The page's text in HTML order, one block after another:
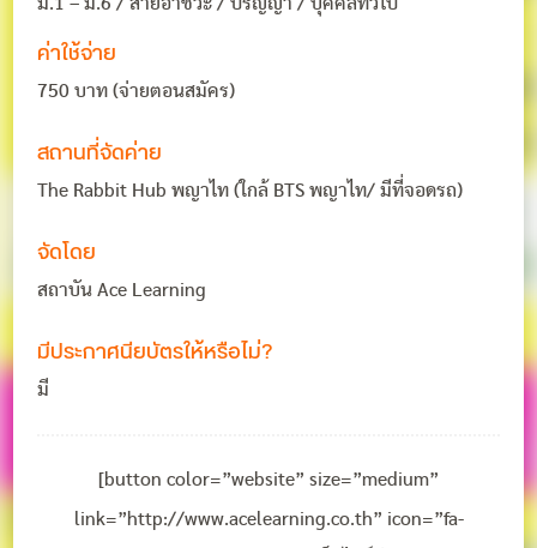
ม.1 – ม.6 / สายอาชีวะ / ปริญญา / บุคคลทั่วไป
ค่าใช้จ่าย
750 บาท (จ่ายตอนสมัคร)
สถานที่จัดค่าย
The Rabbit Hub พญาไท (ใกล้ BTS พญาไท/ มีที่จอดรถ)
จัดโดย
สถาบัน Ace Learning
มีประกาศนียบัตรให้หรือไม่?
มี
[button color=”website” size=”medium”
link=”http://www.acelearning.co.th” icon=”fa-